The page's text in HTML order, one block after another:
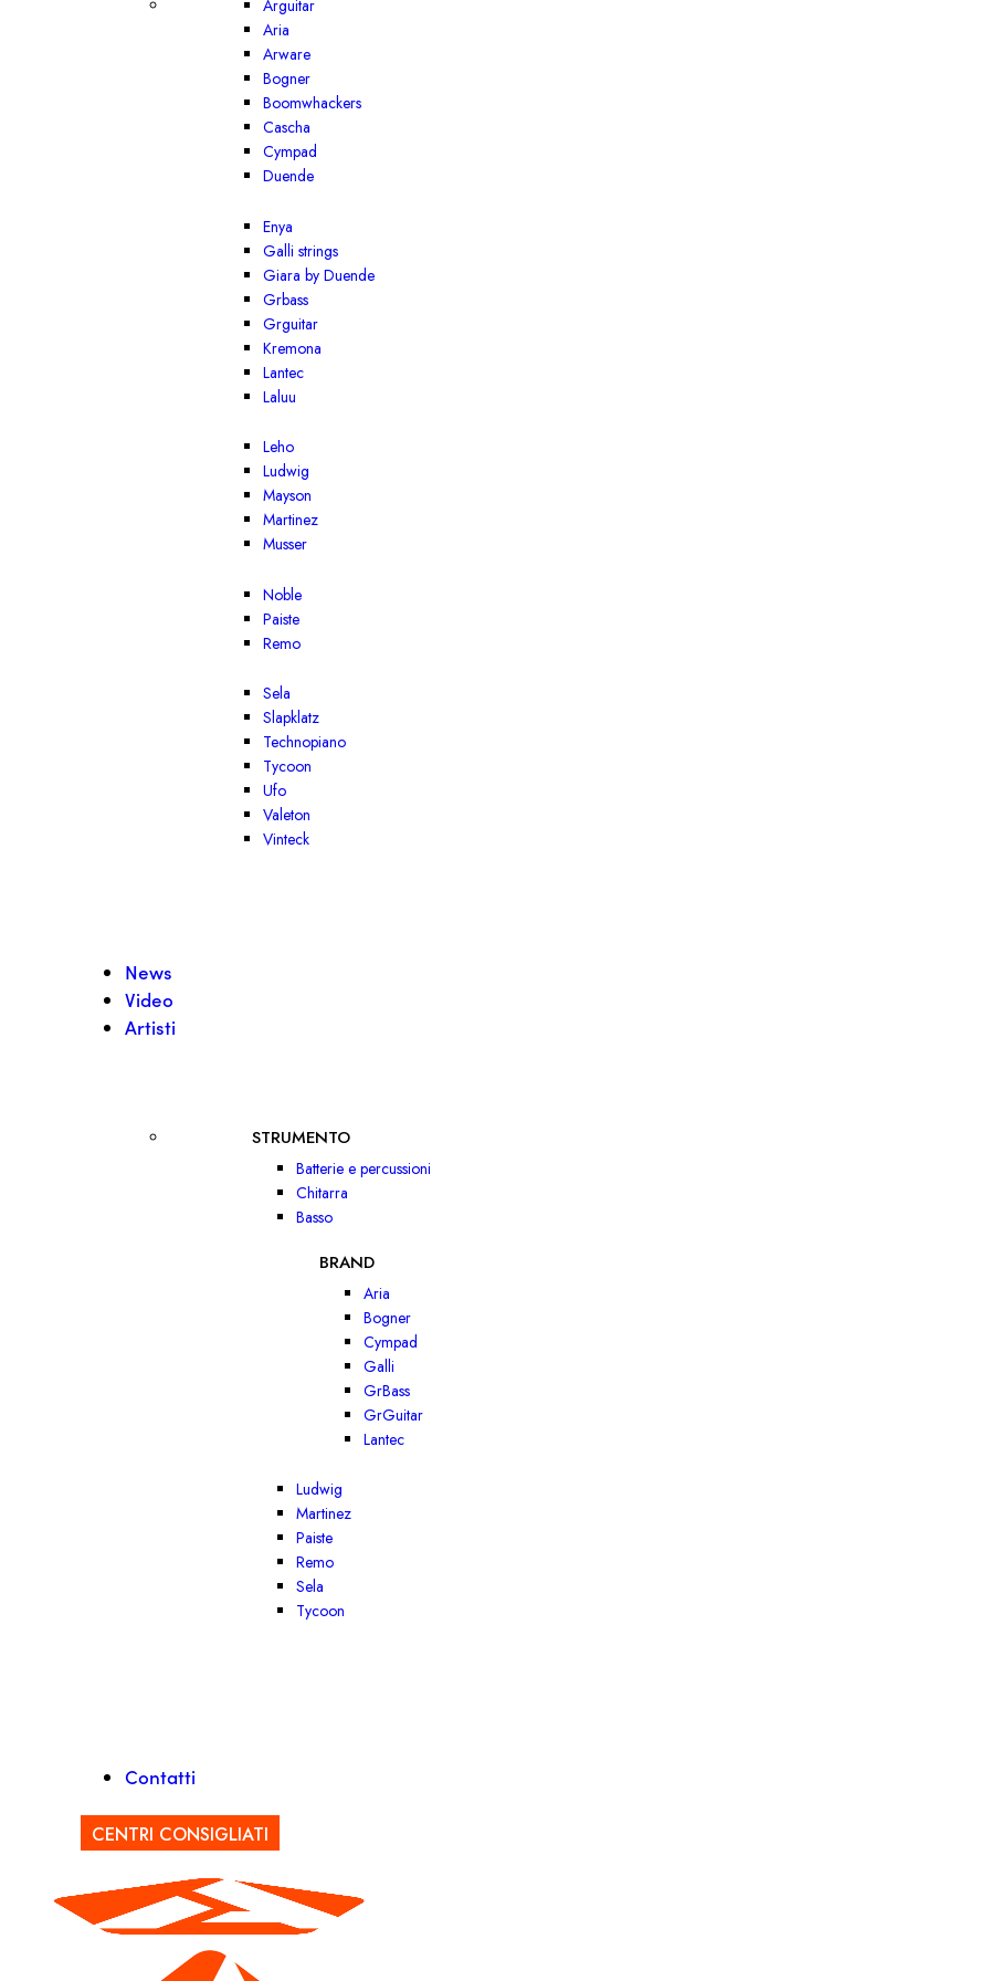
Arguitar
Aria
Arware
Bogner
Boomwhackers
Cascha
Cympad
Duende
Enya
Galli strings
Giara by Duende
Grbass
Grguitar
Kremona
Lantec
Laluu
Leho
Ludwig
Mayson
Martinez
Musser
Noble
Paiste
Remo
Sela
Slapklatz
Technopiano
Tycoon
Ufo
Valeton
Vinteck
News
Video
Artisti
STRUMENTO
Batterie e percussioni
Chitarra
Basso
BRAND
Aria
Bogner
Cympad
Galli
GrBass
GrGuitar
Lantec
Ludwig
Martinez
Paiste
Remo
Sela
Tycoon
Contatti
CENTRI CONSIGLIATI